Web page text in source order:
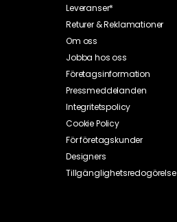
Leveranser*
Returer & Reklamationer
Om oss
Jobba hos oss
Företagsinformation
Pressmeddelanden
Integritetspolicy
Cookie Policy
För företagskunder
Designers
Tillgänglighetsredogörelse